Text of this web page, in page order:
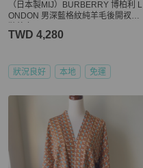
（日本製MIJ）BURBERRY 博柏利 L
ONDON 男深藍格紋純羊毛後開衩西
TWD 4,280
狀況良好 本地 免運